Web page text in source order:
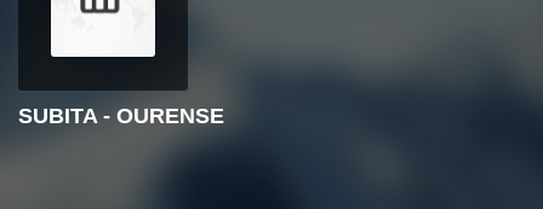
SUBITA - OURENSE